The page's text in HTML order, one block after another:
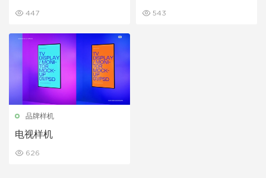
447 543
品牌样机
电视样机
626